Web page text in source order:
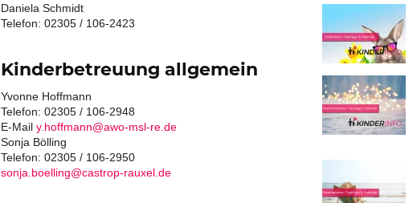
Daniela Schmidt
Telefon: 02305 / 106-2423
Kinderbetreuung allgemein
Yvonne Hoffmann
Telefon: 02305 / 106-2948
E-Mail y.hoffmann@awo-msl-re.de
Sonja Bölling
Telefon: 02305 / 106-2950
sonja.boelling@castrop-rauxel.de